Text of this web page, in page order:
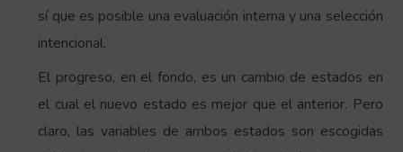
sí que es posible una evaluación interna y una selección
intencional.
El progreso, en el fondo, es un cambio de estados en
el cual el nuevo estado es mejor que el anterior. Pero
claro, las variables de ambos estados son escogidas